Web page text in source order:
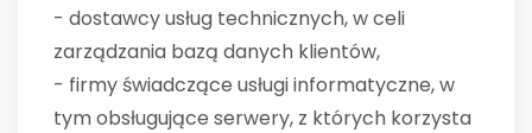
- dostawcy usług technicznych, w celi
zarządzania bazą danych klientów,
- firmy świadczące usługi informatyczne, w
tym obsługujące serwery, z których korzysta